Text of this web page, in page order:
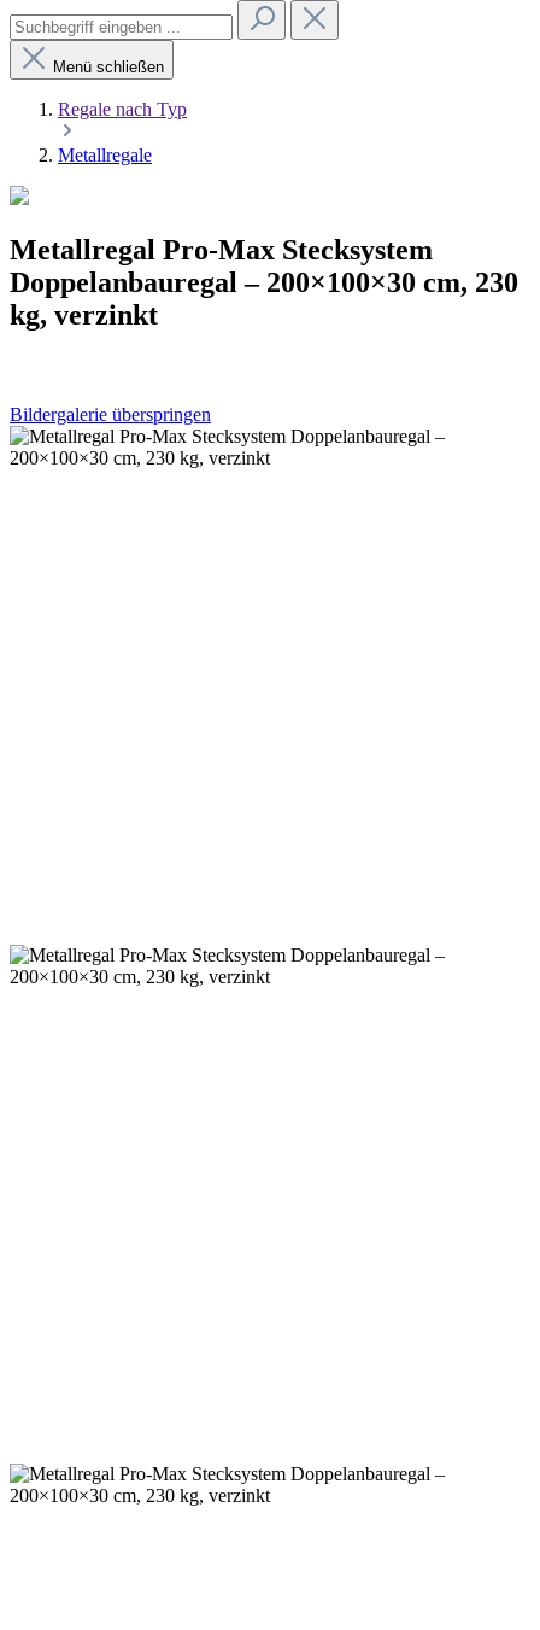
Menü schließen
Regale nach Typ
Metallregale
Metallregal Pro-Max Stecksystem
Doppelanbauregal – 200×100×30 cm, 230
kg, verzinkt
Bildergalerie überspringen